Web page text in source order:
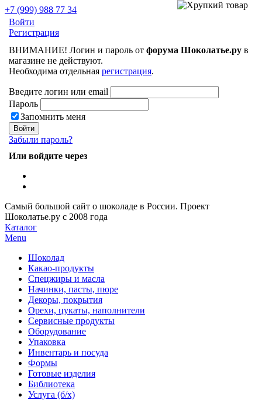
+7 (999) 988 77 34
Войти
Регистрация
ВНИМАНИЕ! Логин и пароль от форума Шоколатье.ру в
магазине не действуют.
Необходима отдельная регистрация.
Введите логин или email
Пароль
Запомнить меня
Забыли пароль?
Или войдите через
Самый большой сайт о шоколаде в России. Проект
Шоколатье.ру с 2008 года
Каталог
Menu
Шоколад
Какао-продукты
Спецжиры и масла
Начинки, пасты, пюре
Декоры, покрытия
Орехи, цукаты, наполнители
Сервисные продукты
Оборудование
Упаковка
Инвентарь и посуда
Формы
Готовые изделия
Библиотека
Услуга (б/х)